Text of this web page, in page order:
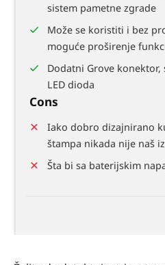
sistem pametne zgrade
Može se koristiti i bez
moguće proširenje
Dodatni Grove konektor,
LED dioda
Cons
Iako dobro dizajnirano
štampa nikada nije naš
Šta bi sa baterijskim